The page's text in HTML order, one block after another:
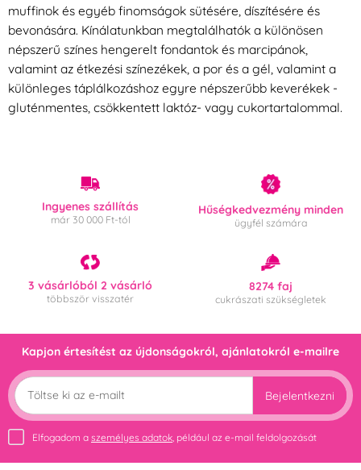
muffinok és egyéb finomságok sütésére, díszítésére és
bevonására. Kínálatunkban megtalálhatók a különösen
népszerű színes hengerelt fondantok és marcipánok,
valamint az étkezési színezékek, a por és a gél, valamint a
különleges táplálkozáshoz egyre népszerűbb keverékek -
gluténmentes, csökkentett laktóz- vagy cukortartalommal.
Ingyenes szállítás
már 30 000 Ft-tól
Hűségkedvezmény minden
ügyfél számára
3 vásárlóból 2 vásárló
többször visszatér
8274 faj
cukrászati szükségletek
Kapjon értesítést az újdonságokról, ajánlatokról e-mailre
Bejelentkezni
Elfogadom a személyes adatok, például az e-mail feldolgozását